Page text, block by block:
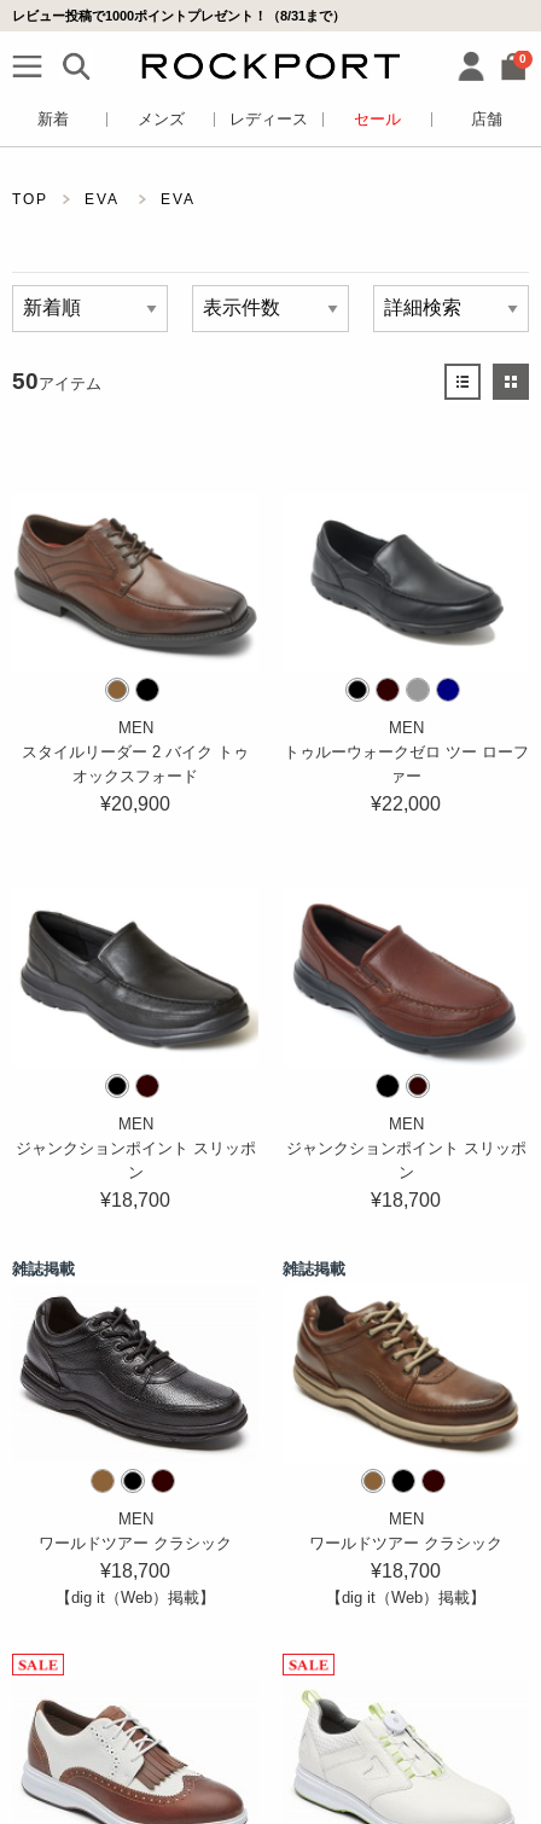
レビュー投稿で1000ポイントプレゼント！（8/31まで）
0
新着 メンズ レディース セール 店舗
TOP EVA EVA
50アイテム
MEN
スタイルリーダー 2 バイク トゥ
オックスフォード
¥20,900
MEN
トゥルーウォークゼロ ツー ローフ
ァー
¥22,000
MEN
ジャンクションポイント スリッポ
ン
¥18,700
MEN
ジャンクションポイント スリッポ
ン
¥18,700
雑誌掲載
MEN
ワールドツアー クラシック
¥18,700
【dig it（Web）掲載】
雑誌掲載
MEN
ワールドツアー クラシック
¥18,700
【dig it（Web）掲載】